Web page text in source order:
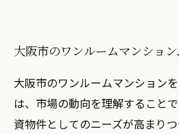
の道しるべ
大阪市のワンルームマンショ
大阪市のワンルームマンション
は、市場の動向を理解すること
資物件としてのニーズが高まり